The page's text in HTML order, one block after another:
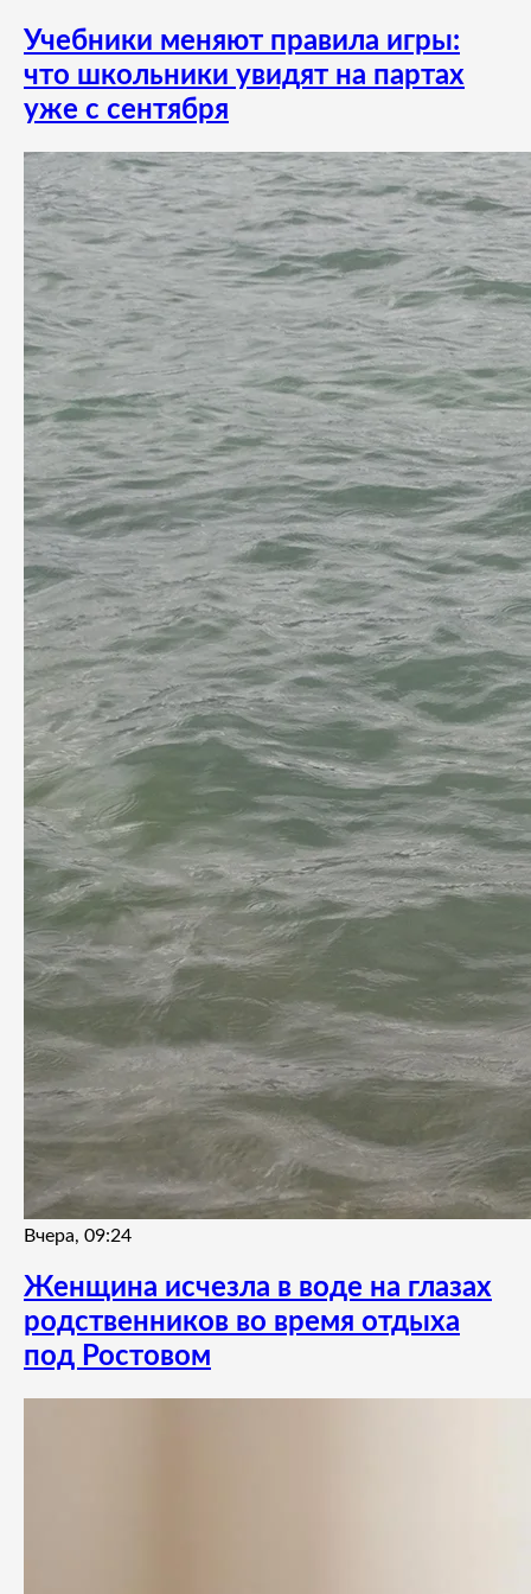
Учебники меняют правила игры:
что школьники увидят на партах
уже с сентября
Вчера, 09:24
Женщина исчезла в воде на глазах
родственников во время отдыха
под Ростовом